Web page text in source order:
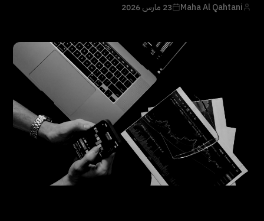
Maha Al Qahtani 23 مارس 2026